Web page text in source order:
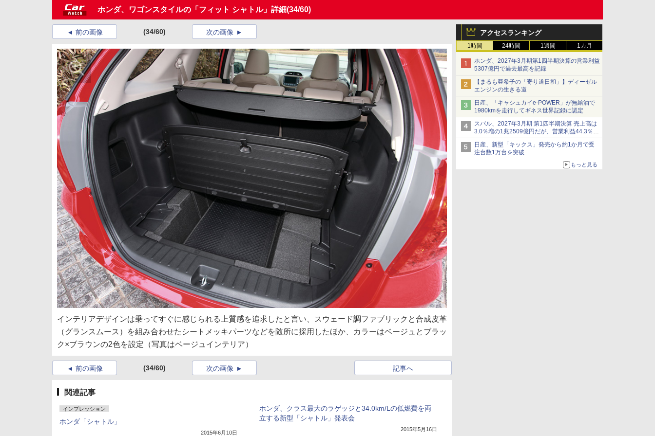
ホンダ、ワゴンスタイルの「フィット シャトル」詳細(34/60)
アクセスランキング
1時間 24時間 1週間 1カ月
ホンダ、2027年3月期第1四半期決算の営業利益
5307億円で過去最高を記録
【まるも亜希子の「寄り道日和」】ディーゼル
エンジンの生きる道
日産、「キャシュカイe-POWER」が無給油で
1980kmを走行してギネス世界記録に認定
スバル、2027年3月期 第1四半期決算 売上高は
3.0％増の1兆2509億円だが、営業利益44.3％減
の426億円、当期利益10.3％減の492億円で増収
減益
日産、新型「キックス」発売から約1か月で受
注台数1万台を突破
もっと見る
前の画像 (34/60) 次の画像
インテリアデザインは乗ってすぐに感じられる上質感を追求したと言い、スウェード調ファブリックと合成皮革
（グランスムース）を組み合わせたシートメッキパーツなどを随所に採用したほか、カラーはベージュとブラッ
ク×ブラウンの2色を設定（写真はベージュインテリア）
前の画像 (34/60) 記事へ
次の画像
関連記事
インプレッション
ホンダ「シャトル」
2015年6月10日
ホンダ、クラス最大のラゲッジと34.0km/Lの低燃費を両
立する新型「シャトル」発表会
2015年5月16日